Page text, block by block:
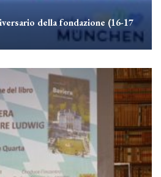
della fondazione (16-17